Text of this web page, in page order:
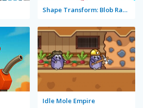
Shape Transform: Blob Racing
Idle Mole Empire